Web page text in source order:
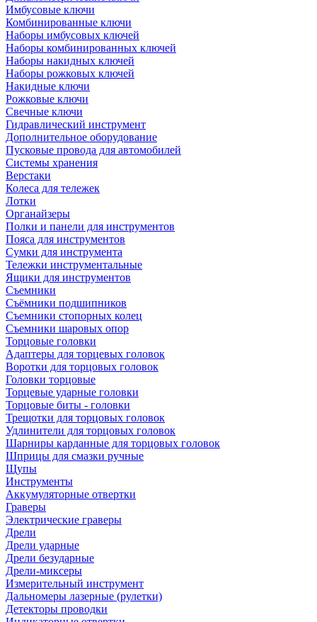
Имбусовые ключи
Комбинированные ключи
Наборы имбусовых ключей
Наборы комбинированных ключей
Наборы накидных ключей
Наборы рожковых ключей
Накидные ключи
Рожковые ключи
Свечные ключи
Гидравлический инструмент
Дополнительное оборудование
Пусковые провода для автомобилей
Системы хранения
Верстаки
Колеса для тележек
Лотки
Органайзеры
Полки и панели для инструментов
Пояса для инструментов
Сумки для инструмента
Тележки инструментальные
Ящики для инструментов
Съемники
Съёмники подшипников
Съемники стопорных колец
Съемники шаровых опор
Торцовые головки
Адаптеры для торцевых головок
Воротки для торцовых головок
Головки торцовые
Торцевые ударные головки
Торцовые биты - головки
Трещотки для торцовых головок
Удлинители для торцовых головок
Шарниры карданные для торцовых головок
Шприцы для смазки ручные
Щупы
Инструменты
Аккумуляторные отвертки
Граверы
Электрические граверы
Дрели
Дрели ударные
Дрели безударные
Дрели-миксеры
Измерительный инструмент
Дальномеры лазерные (рулетки)
Детекторы проводки